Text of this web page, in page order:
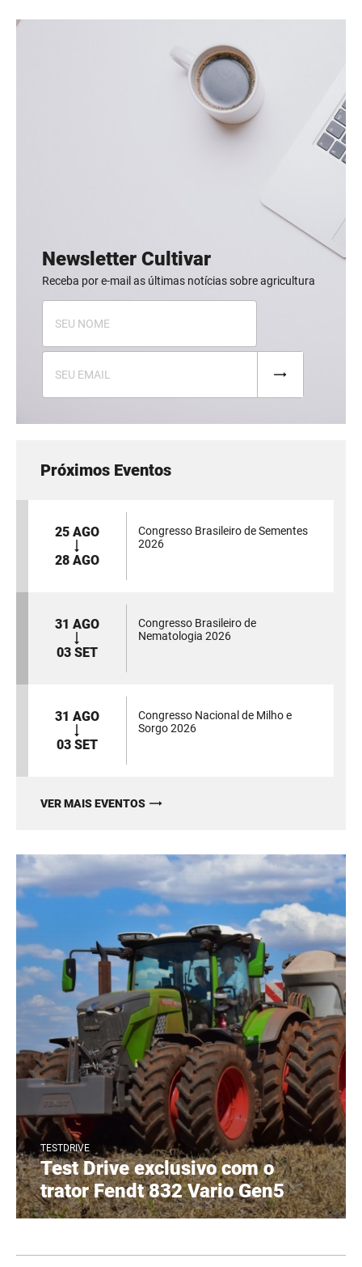
Newsletter Cultivar
Receba por e-mail as últimas notícias sobre agricultura
Próximos Eventos
25 AGO
28 AGO
Congresso Brasileiro de Sementes
2026
31 AGO
03 SET
Congresso Brasileiro de
Nematologia 2026
31 AGO
03 SET
Congresso Nacional de Milho e
Sorgo 2026
VER MAIS EVENTOS
TESTDRIVE
Test Drive exclusivo com o
trator Fendt 832 Vario Gen5